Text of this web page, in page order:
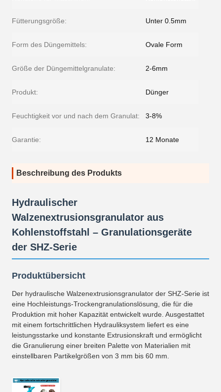
Fütterungsgröße: Unter 0.5mm
Form des Düngemittels: Ovale Form
Größe der Düngemittelgranulate: 2-6mm
Produkt: Dünger
Feuchtigkeit vor und nach dem Granulat: 3-8%
Garantie: 12 Monate
Beschreibung des Produkts
Hydraulischer
Walzenextrusionsgranulator aus
Kohlenstoffstahl – Granulationsgeräte
der SHZ-Serie
Produktübersicht
Der hydraulische Walzenextrusionsgranulator der SHZ-Serie ist
eine Hochleistungs-Trockengranulationslösung, die für die
Produktion mit hoher Kapazität entwickelt wurde. Ausgestattet
mit einem fortschrittlichen Hydrauliksystem liefert es eine
leistungsstarke und konstante Extrusionskraft und ermöglicht
die Granulierung einer breiten Palette von Materialien mit
einstellbaren Partikelgrößen von 3 mm bis 60 mm.